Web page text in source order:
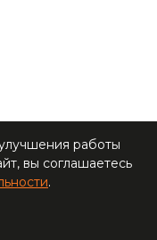
Накладки для
работы
вы соглашаетесь
.